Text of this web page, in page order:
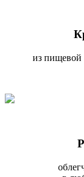
из пищевой